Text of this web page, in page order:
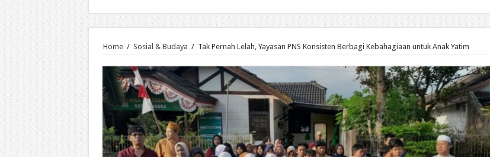
Home / Sosial & Budaya / Tak Pernah Lelah, Yayasan PNS Konsisten Berbagi Kebahagiaan untuk Anak Yatim